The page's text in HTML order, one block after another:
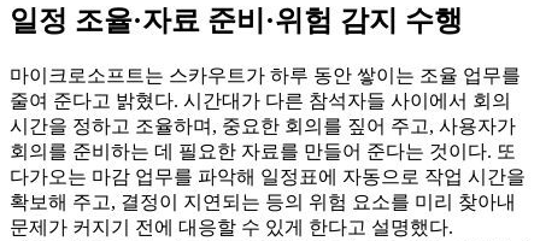
일정 조율·자료 준비·위험 감지 수행
마이크로소프트는 스카우트가 하루 동안 쌓이는 조율 업무를
줄여 준다고 밝혔다. 시간대가 다른 참석자들 사이에서 회의
시간을 정하고 조율하며, 중요한 회의를 짚어 주고, 사용자가
회의를 준비하는 데 필요한 자료를 만들어 준다는 것이다. 또
다가오는 마감 업무를 파악해 일정표에 자동으로 작업 시간을
확보해 주고, 결정이 지연되는 등의 위험 요소를 미리 찾아내
문제가 커지기 전에 대응할 수 있게 한다고 설명했다.